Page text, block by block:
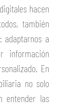
hacen
también
adaptarnos a
información
En
no solo
entender las